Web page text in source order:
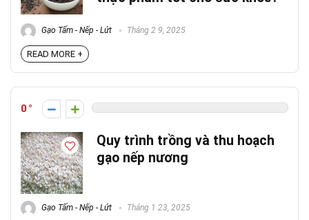
Gạo Tấm - Nếp - Lứt Tháng 2 9, 2025
READ MORE +
0
Quy trình trồng và thu hoạch
gạo nếp nương
Gạo Tấm - Nếp - Lứt Tháng 1 23, 2025